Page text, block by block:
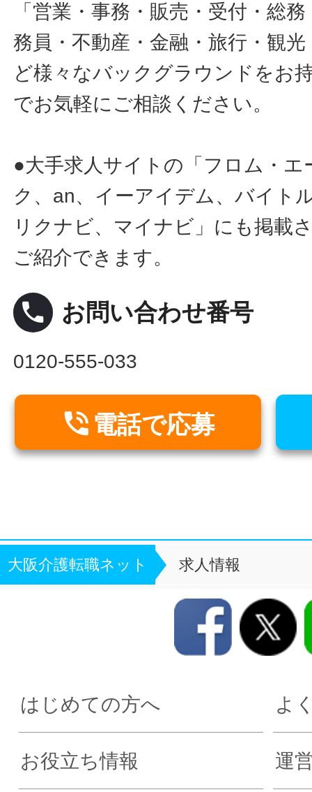
「営業・事務・販売・受付・総
務員・不動産・金融・旅行・観
ど様々なバックグラウンドをお
でお気軽にご相談ください。
●大手求人サイトの「フロム・
ク、an、イーアイデム、バイト
リクナビ、マイナビ」にも掲載
ご紹介できます。
local_phone お問い合わせ番号
0120-555-033
 電話で応募
大阪介護転職ネット 求人情報
はじめての方へ よ
お役立ち情報 運